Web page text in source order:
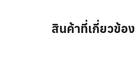
สินค้าที่เกี่ยวข้อง